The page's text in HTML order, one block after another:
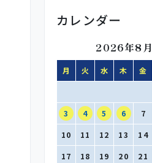
カレンダー
2026年8月
月 火 水 木 金
3 4 5 6 7
10 11 12 13 14
17 18 19 20 21